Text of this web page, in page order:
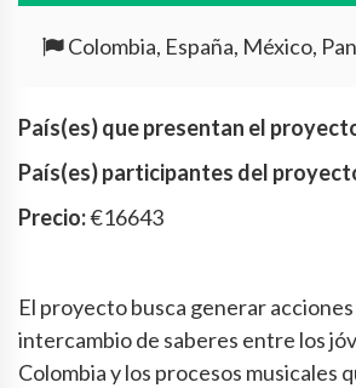
Colombia, España, México,
País(es) que presentan el
País(es) participantes del
Precio:€16643
El proyecto busca generar acciones
intercambio de saberes entre los
Colombia y los procesos musicales